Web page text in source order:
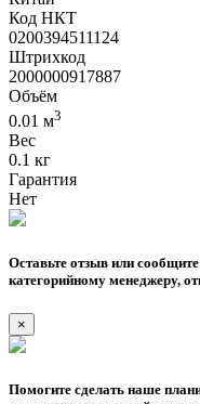
Код НКТ
0200394511124
Штрихкод
2000000917887
Объём
0.01 м3
Вес
0.1 кг
Гарантия
Нет
Оставьте отзыв или
категорийному менеджеру,
×
Помогите сделать наше